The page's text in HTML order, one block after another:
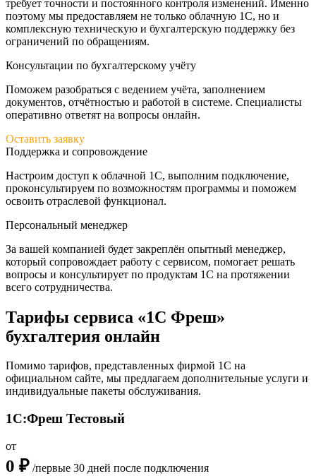
требует точности и постоянного контроля изменений. Именно
поэтому мы предоставляем не только облачную 1С, но и
комплексную техническую и бухгалтерскую поддержку без
ограничений по обращениям.
Консультации по бухгалтерскому учёту
Поможем разобраться с ведением учёта, заполнением
документов, отчётностью и работой в системе. Специалисты
оперативно ответят на вопросы онлайн.
Оставить заявку
Поддержка и сопровождение
Настроим доступ к облачной 1С, выполним подключение,
проконсультируем по возможностям программы и поможем
освоить отраслевой функционал.
Персональный менеджер
За вашей компанией будет закреплён опытный менеджер,
который сопровождает работу с сервисом, помогает решать
вопросы и консультирует по продуктам 1С на протяжении
всего сотрудничества.
Тарифы сервиса «1С Фреш»
бухгалтерия онлайн
Помимо тарифов, представленных фирмой 1С на
официальном сайте, мы предлагаем дополнительные услуги и
индивидуальные пакеты обслуживания.
1С:Фреш Тестовый
от
0 ₽ /первые 30 дней после подключения